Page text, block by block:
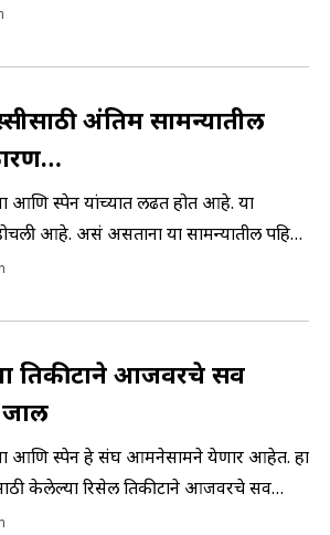
अंतिम सामन्यातील
आणि स्पेन यांच्यात लढत होत आहे. या
आहे. असं असताना या सामन्यातील पहिली
घेऊयात
तिकीटाने आजवरचे सर्व
जाल
आणि स्पेन हे संघ आमनेसामने येणार आहेत. हा
केलेल्या रिसेल तिकीटाने आजवरचे सर्व